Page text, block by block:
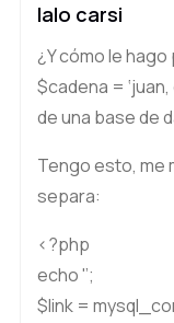
lalo carsi
¿Y cómo le
$cadena =
de una base de
Tengo esto, me
separa:
<?php
echo '’;
$link =